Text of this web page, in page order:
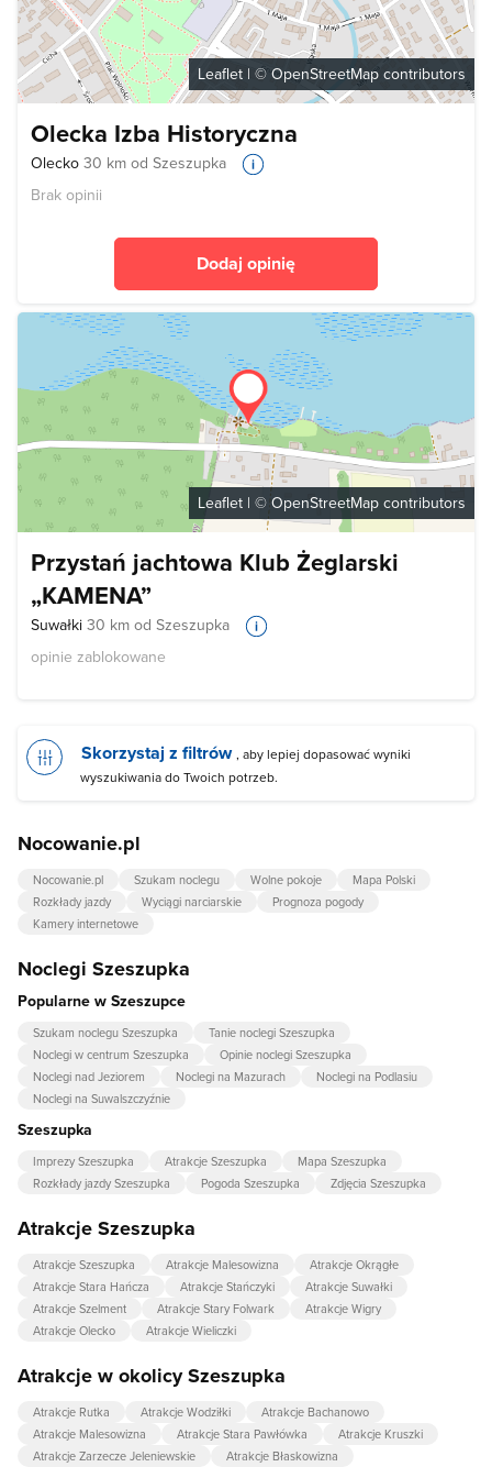
Leaflet | © OpenStreetMap contributors
Olecka Izba Historyczna
Olecko 30 km od Szeszupka
Brak opinii
Dodaj opinię
Leaflet | ©OpenStreetMap contributors
Przystań jachtowa Klub Żeglarski
„KAMENA”
Suwałki 30 km od Szeszupka
opinie zablokowane
Skorzystaj z filtrów , aby lepiej dopasować wyniki
wyszukiwania do Twoich potrzeb.
Nocowanie.pl
Nocowanie.pl Szukam noclegu Wolne pokoje
Mapa Polski
Rozkłady jazdy
Wyciągi narciarskie
Prognoza pogody
Kamery internetowe
Noclegi Szeszupka
Popularne w Szeszupce
Szukam noclegu Szeszupka
Tanie noclegi Szeszupka
Noclegi w centrum Szeszupka
Opinie noclegi Szeszupka
Noclegi nad Jeziorem
Noclegi na Mazurach
Noclegi na Podlasiu
Noclegi na Suwalszczyźnie
Szeszupka
Imprezy Szeszupka Atrakcje Szeszupka
Mapa Szeszupka
Rozkłady jazdy Szeszupka
Pogoda Szeszupka Zdjęcia Szeszupka
Atrakcje Szeszupka
Atrakcje Szeszupka Atrakcje Malesowizna
Atrakcje Okrągłe
Atrakcje Stara Hańcza
Atrakcje Stańczyki
Atrakcje Suwałki
Atrakcje Szelment
Atrakcje Stary Folwark
Atrakcje Wigry
Atrakcje Olecko
Atrakcje Wieliczki
Atrakcje w okolicy Szeszupka
Atrakcje Rutka Atrakcje Wodziłki
Atrakcje Bachanowo
Atrakcje Malesowizna
Atrakcje Stara Pawłówka
Atrakcje Kruszki
Atrakcje Zarzecze Jeleniewskie
Atrakcje Błaskowizna